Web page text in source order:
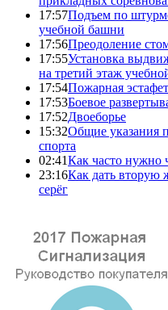
17:57Подъем по
учебной башни
17:56Преодоление
17:55Установка
на третий этаж
17:54Пожарная
17:53Боевое
17:52Двоеборье
15:32Общие указания
спорта
02:41Как часто нужно
23:16Как дать вторую
серёг